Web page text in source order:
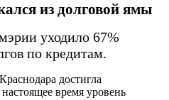
из долговой ямы
уходило 67%
по кредитам.
достигла
время уровень